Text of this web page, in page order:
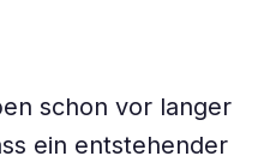
schon vor langer
ein entstehender